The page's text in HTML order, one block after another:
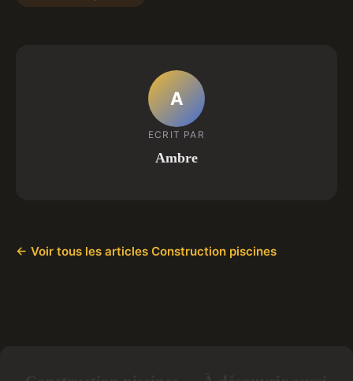
A
ECRIT PAR
Ambre
← Voir tous les articles Construction piscines